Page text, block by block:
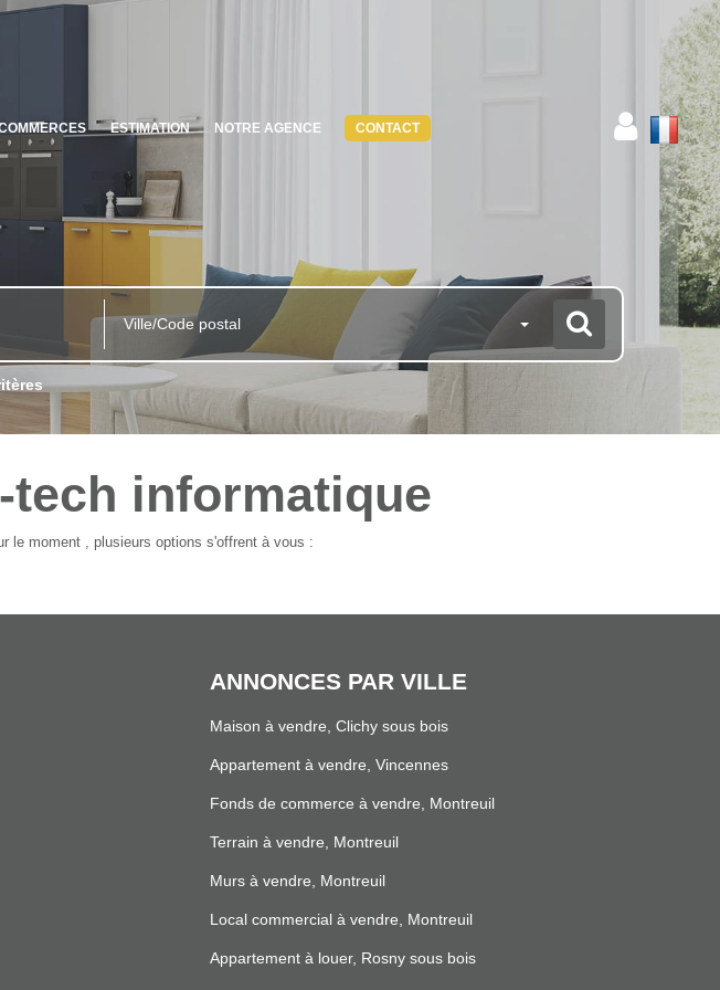
ESTIMATION NOTRE AGENCE CONTACT
Ville/Code postal
informatique
le moment , plusieurs options s'offrent à vous :
ANNONCES PAR VILLE
Maison à vendre, Clichy sous bois
Appartement à vendre, Vincennes
Fonds de commerce à vendre, Montreuil
Terrain à vendre, Montreuil
Murs à vendre, Montreuil
Local commercial à vendre, Montreuil
Appartement à louer, Rosny sous bois